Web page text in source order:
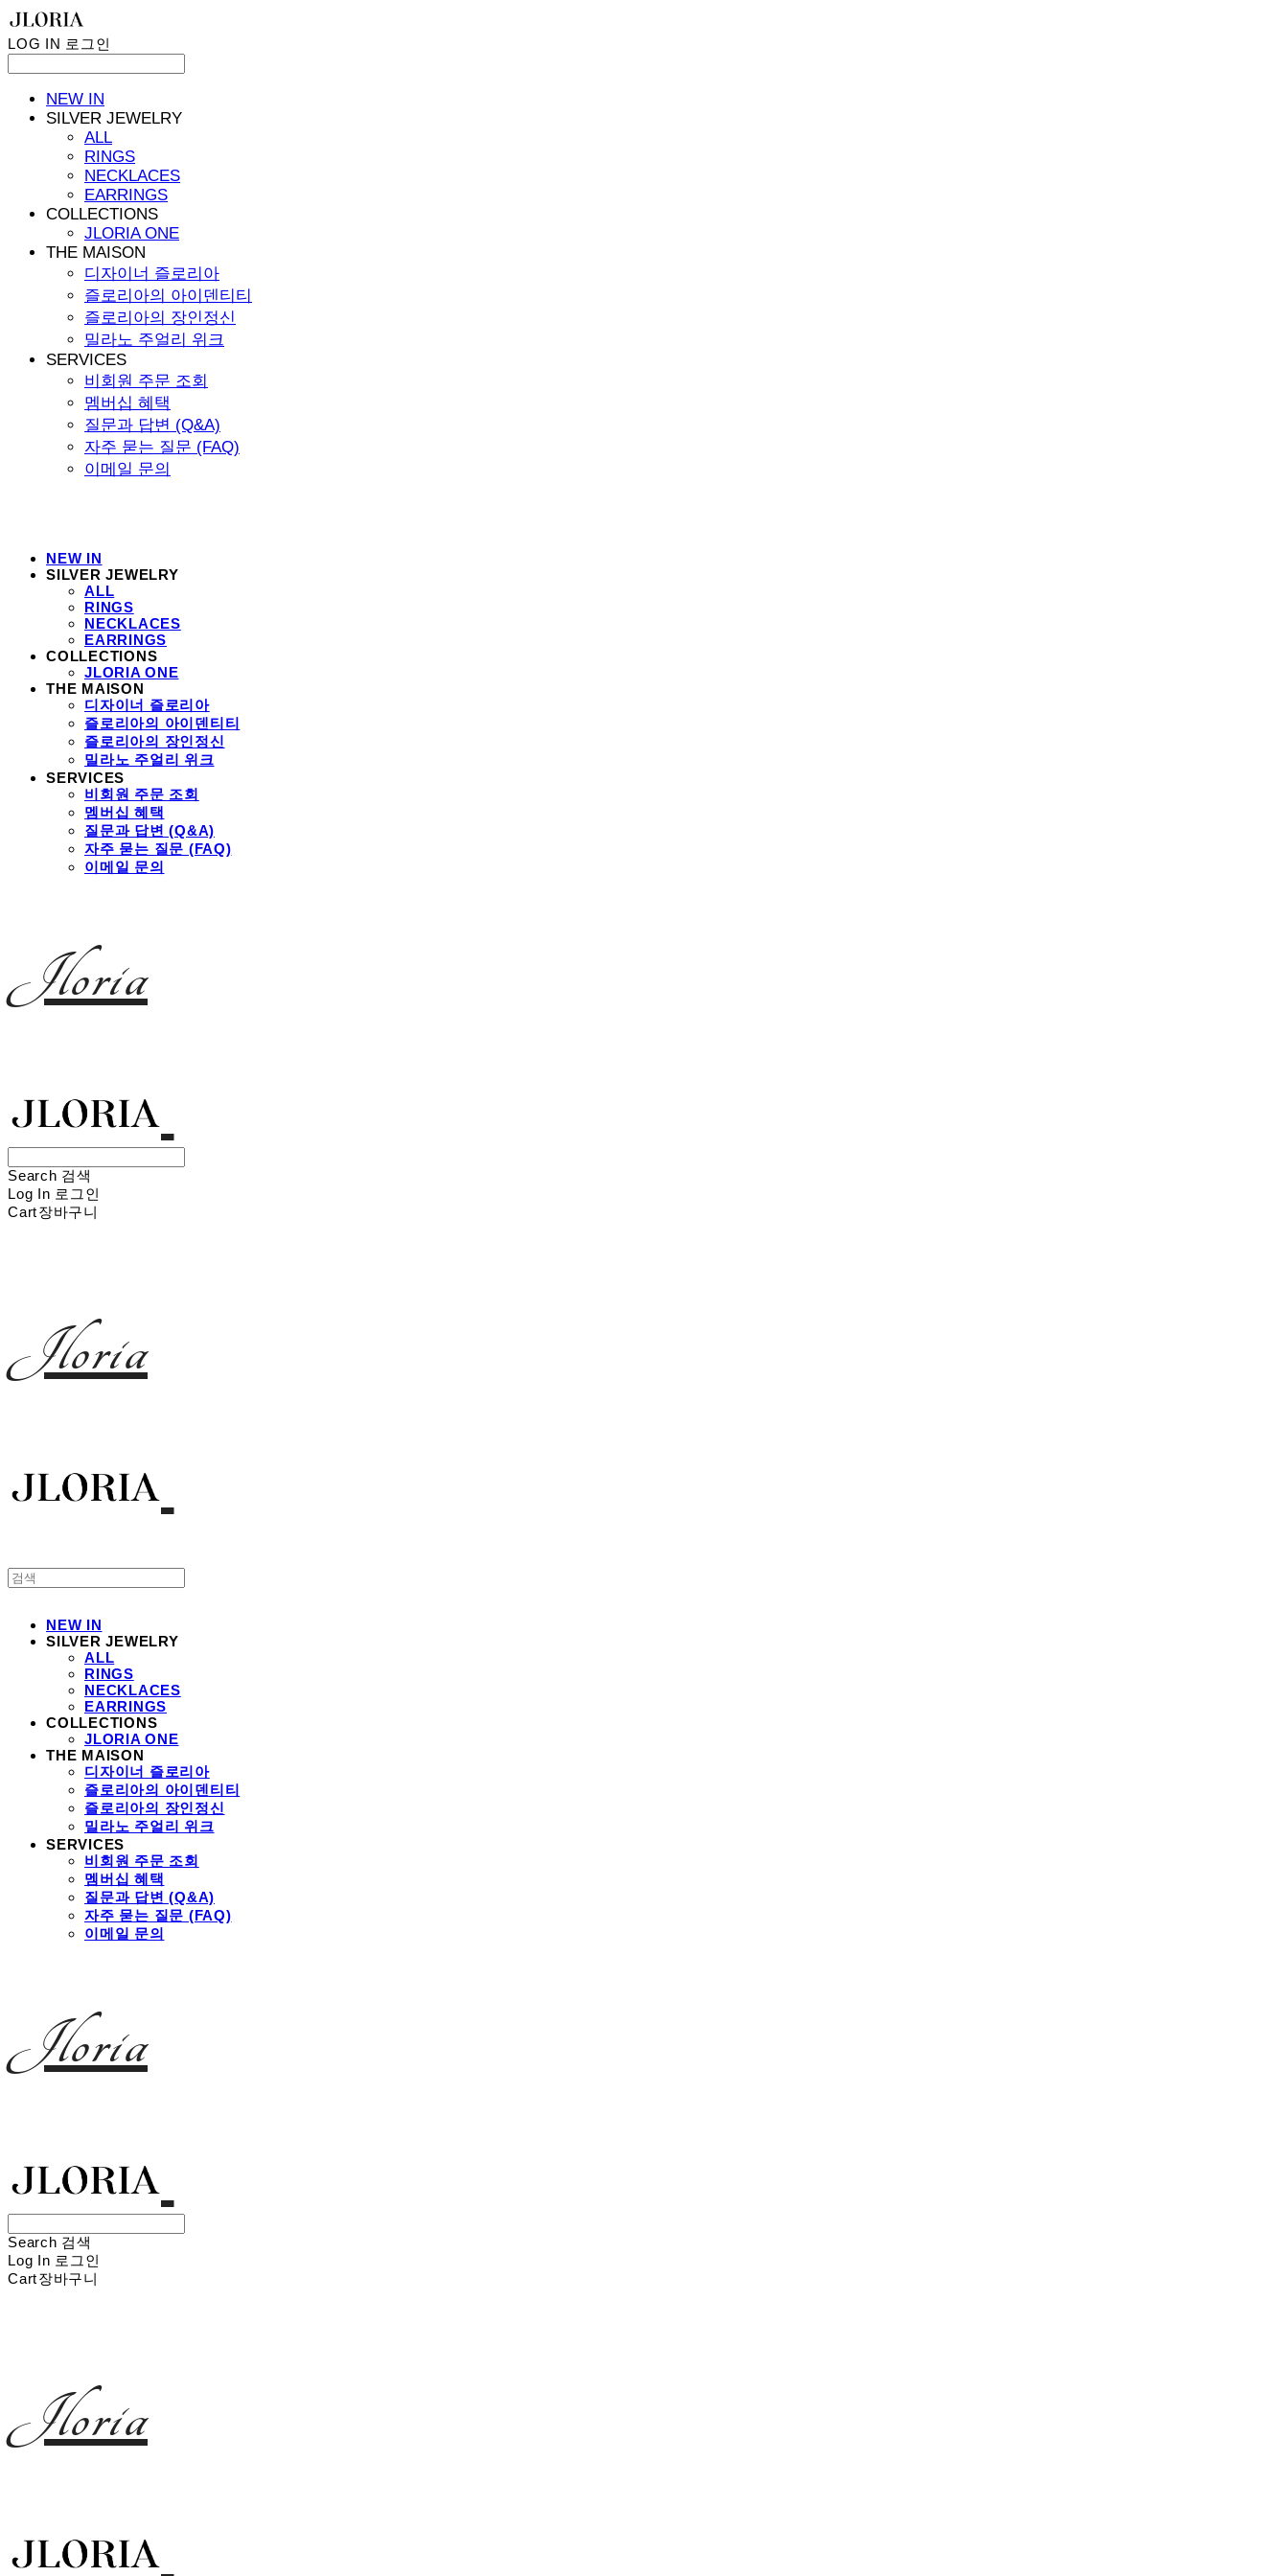
LOG IN 로그인
NEW IN
SILVER JEWELRY
ALL
RINGS
NECKLACES
EARRINGS
COLLECTIONS
JLORIA ONE
THE MAISON
디자이너 즐로리아
즐로리아의 아이덴티티
즐로리아의 장인정신
밀라노 주얼리 위크
SERVICES
비회원 주문 조회
멤버십 혜택
질문과 답변 (Q&A)
자주 묻는 질문 (FAQ)
이메일 문의
NEW IN
SILVER JEWELRY
ALL
RINGS
NECKLACES
EARRINGS
COLLECTIONS
JLORIA ONE
THE MAISON
디자이너 즐로리아
즐로리아의 아이덴티티
즐로리아의 장인정신
밀라노 주얼리 위크
SERVICES
비회원 주문 조회
멤버십 혜택
질문과 답변 (Q&A)
자주 묻는 질문 (FAQ)
이메일 문의
Jloria
Search 검색
Log In 로그인
Cart장바구니
Jloria
NEW IN
SILVER JEWELRY
ALL
RINGS
NECKLACES
EARRINGS
COLLECTIONS
JLORIA ONE
THE MAISON
디자이너 즐로리아
즐로리아의 아이덴티티
즐로리아의 장인정신
밀라노 주얼리 위크
SERVICES
비회원 주문 조회
멤버십 혜택
질문과 답변 (Q&A)
자주 묻는 질문 (FAQ)
이메일 문의
Jloria
Search 검색
Log In 로그인
Cart장바구니
Jloria